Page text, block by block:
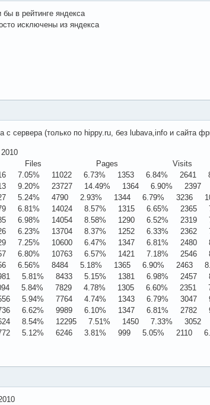
бы в рейтинге яндекса
исключены из яндекса
с сервера (только по hippy.ru, без lubava,info и сайта
Files Pages Visits
7.05% 11022 6.73% 1353 6.84% 2641
9.20% 23727 14.49% 1364 6.90% 2397
5.24% 4790 2.93% 1344 6.79% 3236
6.81% 14024 8.57% 1315 6.65% 2365
6.98% 14054 8.58% 1290 6.52% 2319
6.23% 13704 8.37% 1252 6.33% 2362
7.25% 10600 6.47% 1347 6.81% 2480
6.80% 10763 6.57% 1421 7.18% 2546
6.56% 8484 5.18% 1365 6.90% 2463
5.81% 8433 5.15% 1381 6.98% 2457
5.84% 7829 4.78% 1305 6.60% 2351
5.94% 7764 4.74% 1343 6.79% 3047
6.62% 9989 6.10% 1347 6.81% 2782
8.54% 12295 7.51% 1450 7.33% 3052
5.12% 6246 3.81% 999 5.05% 2110